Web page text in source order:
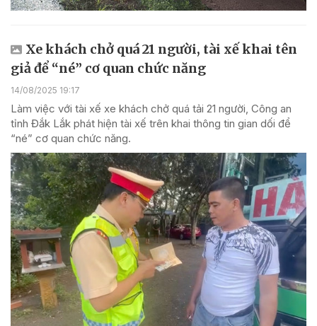
Xe khách chở quá 21 người, tài xế khai tên
giả để “né” cơ quan chức năng
14/08/2025 19:17
Làm việc với tài xế xe khách chở quá tải 21 người, Công an
tỉnh Đắk Lắk phát hiện tài xế trên khai thông tin gian dối để
“né” cơ quan chức năng.